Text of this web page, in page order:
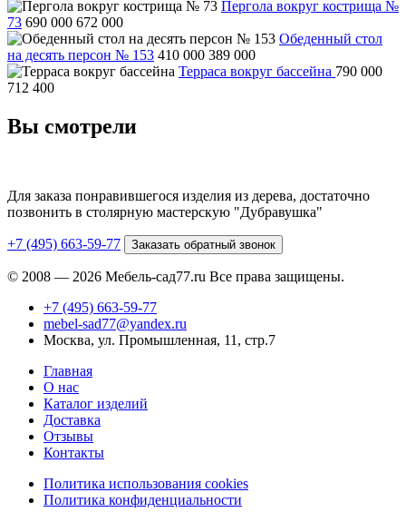
Пергола вокруг кострища №
73 690 000 672 000
Обеденный стол
на десять персон № 153 410 000 389 000
Терраса вокруг бассейна 790 000
712 400
Вы смотрели
Для заказа понравившегося изделия из дерева, достаточно
позвонить в столярную мастерскую "Дубравушка"
+7 (495) 663-59-77 Заказать обратный звонок
© 2008 — 2026 Мебель-сад77.ru Все права защищены.
+7 (495) 663-59-77
mebel-sad77@yandex.ru
Москва, ул. Промышленная, 11, стр.7
Главная
О нас
Каталог изделий
Доставка
Отзывы
Контакты
Политика использования cookies
Политика конфиденциальности